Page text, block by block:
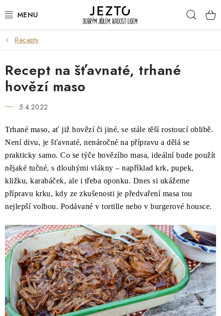
na
DÁRKOVÉ SADY
TRVANLIVÉ
DROGERIE A KOSMETIKA
SPORT A ZDRAVÍ
RELAX A REGENERACE
KERAMIKA
O NÁS NÁŠ PŘÍBĚH FIREMNÍ DÁRKY
KONTAKTY
DOPRAVA A PLATBA
Recepty
Recept na šťavnaté, trhané
hovězí maso
5.4.2022
Trhané maso, ať již hovězí či jiné, se stále těší rostoucí oblibě.
Není divu, je šťavnaté, nenáročné na přípravu a dělá se
prakticky samo. Co se týče hovězího masa, ideální bude použít
nějaké tučné, s dlouhými vlákny – například krk, pupek,
kližku, karabáček, ale i třeba oponku. Dnes si ukážeme
přípravu krku, kdy ze zkušenosti je předvaření masa tou
nejlepší volbou. Podávané v tortille nebo v burgerové housce.